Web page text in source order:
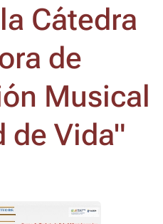
Cátedra
de
Musical
de Vida"